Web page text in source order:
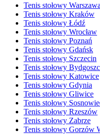
Tenis stołowy Warszawa
Tenis stołowy Kraków
Tenis stołowy Łódź
Tenis stołowy Wrocław
Tenis stołowy Poznań
Tenis stołowy Gdańsk
Tenis stołowy Szczecin
Tenis stołowy
Tenis stołowy Katowice
Tenis stołowy Gdynia
Tenis stołowy Gliwice
Tenis stołowy
Tenis stołowy Rzeszów
Tenis stołowy Zabrze
Tenis stołowy Gorzów